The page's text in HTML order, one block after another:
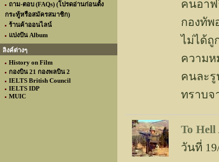
ถาม-ตอบ (FAQs) (โปรดอ่านก่อนตั้ง
กระทู้หรือสมัครสมาชิก)
ร้านค้าออนไลน์
แบ่งปัน Album
ลิงค์ต่างๆ
History on Film
กองบิน 21 กองพลบิน 2
IELTS British Council
IELTS IDP
MUIC
คนอาฟ
กองทัพ
ไม่ได้ถู
ความห
คนละรู
ทราบจ
To
วันที่